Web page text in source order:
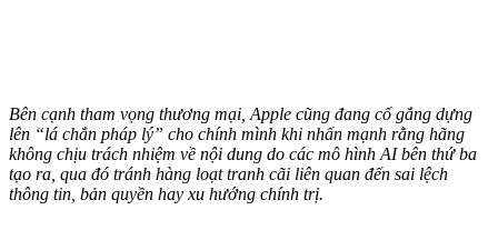
Bên cạnh tham vọng thương mại, Apple cũng đang cố gắng dựng
lên “lá chắn pháp lý” cho chính mình khi nhấn mạnh rằng hãng
không chịu trách nhiệm về nội dung do các mô hình AI bên thứ ba
tạo ra, qua đó tránh hàng loạt tranh cãi liên quan đến sai lệch
thông tin, bản quyền hay xu hướng chính trị.